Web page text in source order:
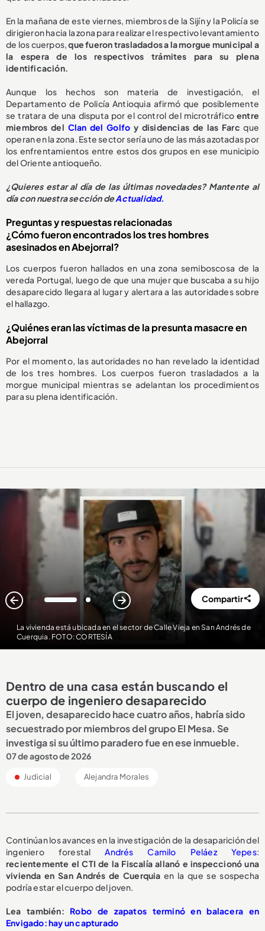
En la mañana de este viernes, miembros de la Sijín y la Policía se
dirigieron hacia la zona para realizar el respectivo levantamiento
de los cuerpos,que fueron trasladados a la morgue municipal a
la espera de los respectivos trámites para su plena
identificación.
Aunque los hechos son materia de investigación, el
Departamento de Policía Antioquia afirmó que posiblemente
se tratara de una disputa por el control del microtráfico entre
miembros del Clan del Golfo y disidencias de las Farcque
operan en la zona. Este sector sería uno de las más azotadas por
los enfrentamientos entre estos dos grupos en ese municipio
del Oriente antioqueño.
¿Quieres estar al día de las últimas novedades? Mantente al
día con nuestra sección deActualidad.
Preguntas y respuestas relacionadas
¿Cómo fueron encontrados los tres hombres
asesinados en Abejorral?
Los cuerpos fueron hallados en una zona semiboscosa de la
vereda Portugal, luego de que una mujer que buscaba a su hijo
desaparecido llegara al lugar y alertara a las autoridades sobre
el hallazgo.
¿Quiénes eran las víctimas de la presunta masacre en
Abejorral
Por el momento, las autoridades no han revelado la identidad
de los tres hombres. Los cuerpos fueron trasladados a la
morgue municipal mientras se adelantan los procedimientos
para su plena identificación.
La vivienda está ubicada en el sector de Calle Vieja en San Andrés de
Cuerquia. FOTO: CORTESÍA
1 2 Compartir
Dentro de una casa están buscando el
cuerpo de ingeniero desaparecido
El joven, desaparecido hace cuatro años, habría sido
secuestrado por miembros del grupo El Mesa. Se
investiga si su último paradero fue en ese inmueble.
07 de agosto de 2026
Judicial Alejandra Morales
Continúan los avances en la investigación de la desaparición del
ingeniero forestalAndrés Camilo Peláez Yepes:
recientemente el CTI de la Fiscalía allanó e inspeccionó una
vivienda en San Andrés de Cuerquia en la que se sospecha
podría estar el cuerpo del joven.
Lea también: Robo de zapatos terminó en balacera en
Envigado: hay un capturado